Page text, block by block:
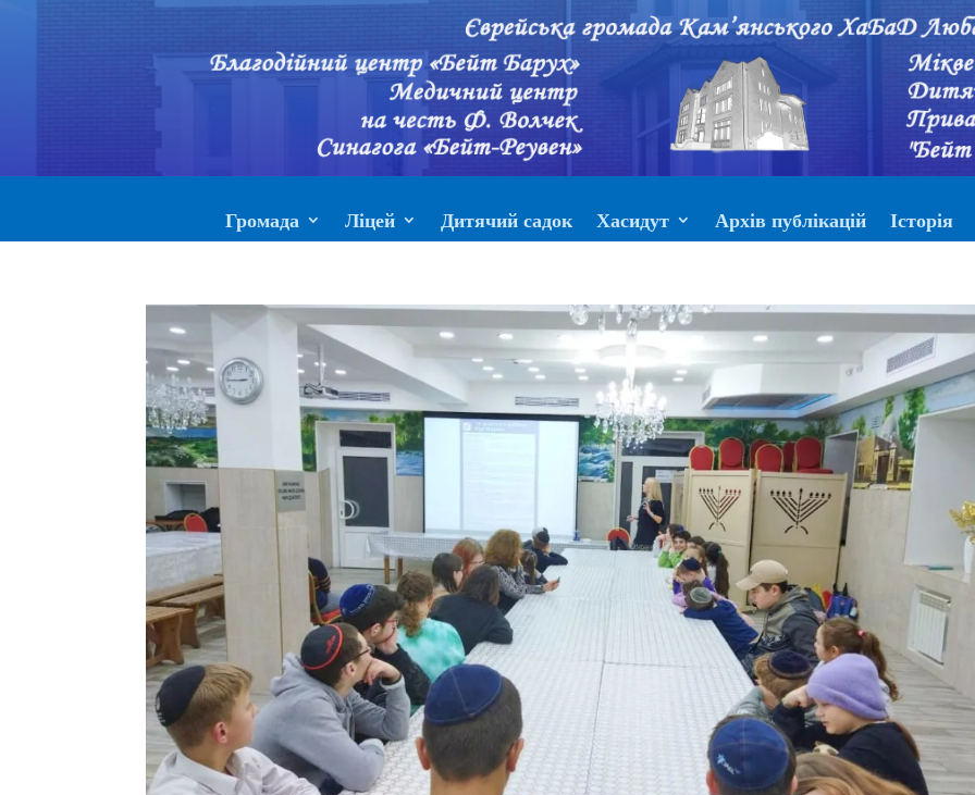
Громада Ліцей Дитячий садок Хасидут Архів публікацій Історія